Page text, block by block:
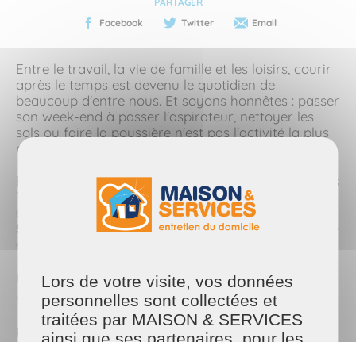
Facebook
Twitter Email
Entre le travail, la vie de famille et les loisirs, courir
après le temps est devenu le quotidien de
beaucoup d'entre nous. Et soyons honnêtes : passer
son week-end à passer l'aspirateur, nettoyer les
sols ou faire la poussière n'est pas l'activité la plus
réjouissante.
Et si vous déléguiez ces tâches à des professionnels
? Que vous résidiez dans lePays de Fougères
dans le
Pays de Vitré , les équipes deMaison et
Services
sont là pour vous redonner du temps libre
et vous offrir un intérieur impeccable.
Un nettoyage à domicile sur-mesure pour
votre confort
Parce que chaque maison et chaque rythme de vie
Lors de votre visite, vos données
personnelles sont collectées et
traitées par MAISON & SERVICES